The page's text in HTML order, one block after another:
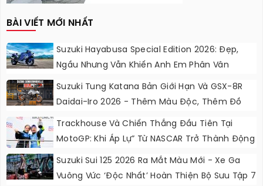
BÀI VIẾT MỚI NHẤT
Suzuki Hayabusa Special Edition 2026: Đẹp,
Ngầu Nhưng Vẫn Khiến Anh Em Phân Vân
Suzuki Tung Katana Bản Giới Hạn Và GSX-8R
Daidai-Iro 2026 - Thêm Màu Độc, Thêm Đồ
Chơi, Thêm Cá Tính
Trackhouse Và Chiến Thắng Đầu Tiên Tại
MotoGP: Khi Áp Lự” Từ NASCAR Trở Thành Động
Suzuki Sui 125 2026 Ra Mắt Màu Mới - Xe Ga
Vuông Vức ‘độc Nhất’ Hoàn Thiện Bộ Sưu Tập 7